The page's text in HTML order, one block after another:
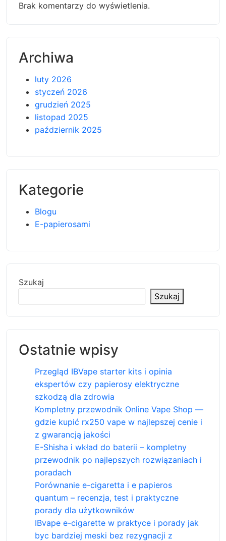
Brak komentarzy do wyświetlenia.
Archiwa
luty 2026
styczeń 2026
grudzień 2025
listopad 2025
październik 2025
Kategorie
Blogu
E-papierosami
Szukaj
Szukaj
Ostatnie wpisy
Przegląd IBVape starter kits i opinia
ekspertów czy papierosy elektryczne
szkodzą dla zdrowia
Kompletny przewodnik Online Vape Shop —
gdzie kupić rx250 vape w najlepszej cenie i
z gwarancją jakości
E-Shisha i wkład do baterii – kompletny
przewodnik po najlepszych rozwiązaniach i
poradach
Porównanie e-cigaretta i e papieros
quantum – recenzja, test i praktyczne
porady dla użytkowników
IBvape e-cigarette w praktyce i porady jak
byc bardziej meski bez rezygnacji z